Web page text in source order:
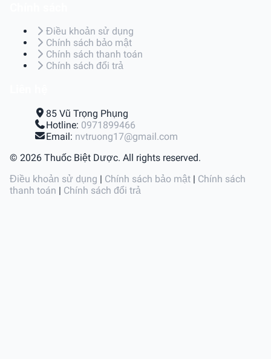
Điều khoản sử dụng
Chính sách bảo mật
Chính sách thanh toán
Chính sách đổi trả
85 Vũ Trọng Phụng
Hotline: 0971899466
Email: nvtruong17@gmail.com
© 2026 Thuốc Biệt Dược. All rights reserved.
Điều khoản sử dụng | Chính sách bảo mật | Chính sách
thanh toán | Chính sách đổi trả